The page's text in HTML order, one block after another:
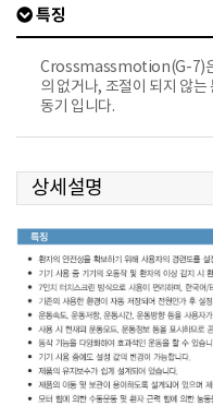
특징
Crossmassmotion(G-7)은
의 없거나, 조절이 되지 않
동기 입니다.
상세설명